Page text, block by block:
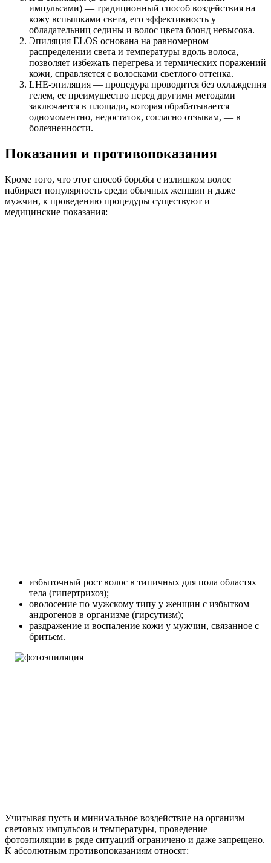
импульсами) — традиционный способ воздействия на
кожу вспышками света, его эффективность у
обладательниц седины и волос цвета блонд невысока.
Эпиляция ELOS основана на равномерном
распределении света и температуры вдоль волоса,
позволяет избежать перегрева и термических поражений
кожи, справляется с волосками светлого оттенка.
LHE-эпиляция — процедура проводится без охлаждения
гелем, ее преимущество перед другими методами
заключается в площади, которая обрабатывается
одномоментно, недостаток, согласно отзывам, — в
болезненности.
Показания и противопоказания
Кроме того, что этот способ борьбы с излишком волос
набирает популярность среди обычных женщин и даже
мужчин, к проведению процедуры существуют и
медицинские показания:
избыточный рост волос в типичных для пола областях
тела (гипертрихоз);
оволосение по мужскому типу у женщин с избытком
андрогенов в организме (гирсутизм);
раздражение и воспаление кожи у мужчин, связанное с
бритьем.
Учитывая пусть и минимальное воздействие на организм
световых импульсов и температуры, проведение
фотоэпиляции в ряде ситуаций ограничено и даже запрещено.
К абсолютным противопоказаниям относят: